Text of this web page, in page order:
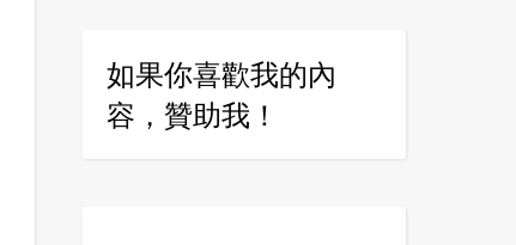
如果你喜歡我的內
容，贊助我！